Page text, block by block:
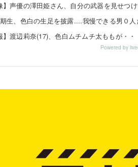
生、色白の生足を披露....我慢できる男０人
】渡辺莉奈(17)、色白ムチムチ太ももが・・
Powered by